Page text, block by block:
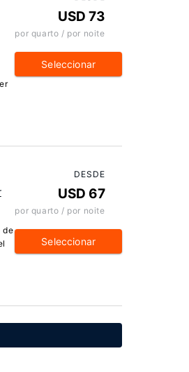
USD 73
por quarto / por noite
Seleccionar
de
DESDE
USD 67
por quarto / por noite
Seleccionar